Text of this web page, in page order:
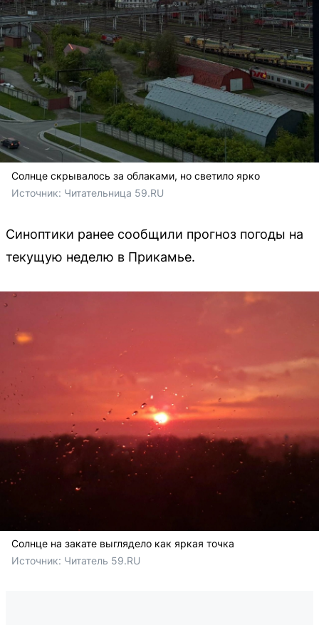
Солнце скрывалось за облаками, но светило ярко
Источник: Читательница 59.RU
Синоптики ранее сообщили прогноз погоды на
текущую неделю в Прикамье.
Солнце на закате выглядело как яркая точка
Источник: Читатель 59.RU